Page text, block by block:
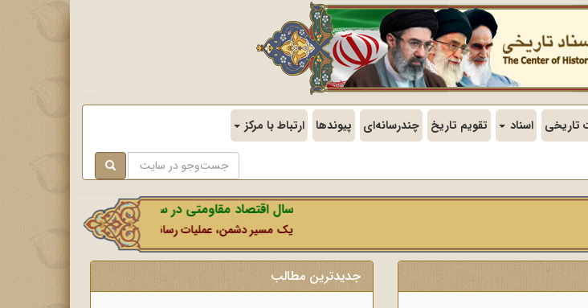
تاریخی اسناد تقویم تاریخ چندرسانه‌ای پیوندها ارتباط با مرکز
سال اقتصاد مقاومتی در سایه وحدت ملی و امنیت ملی.
یک مسیر دشمن، عملیات رسانه‌ای او است که در این ایام بطور خاص
جدیدترین مطالب